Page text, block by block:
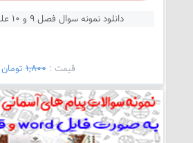
دانلود نمونه سوال فصل 9 و 10 علوم هفتم pdf
قيمت :1,800تومان